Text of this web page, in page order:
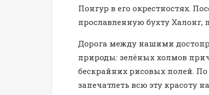
Понгур в его окрестностях.
прославленную бухту
Дорога между нашими
природы: зелёных холмов
бескрайних рисовых полей.
запечатлеть всю эту красоту